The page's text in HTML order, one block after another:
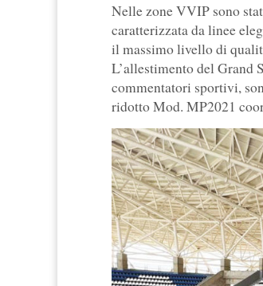
Nelle zone VVIP sono
caratterizzata da linee
il massimo livello di
L’allestimento del Grand
commentatori sportivi,
ridotto Mod. MP2021